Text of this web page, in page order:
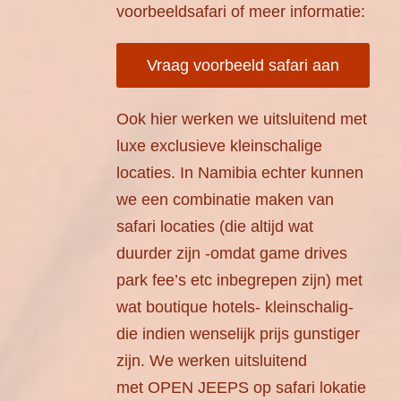
voorbeeldsafari of meer informatie:
Vraag voorbeeld safari aan
Ook hier werken we uitsluitend met
luxe exclusieve kleinschalige
locaties. In Namibia echter kunnen
we een combinatie maken van
safari locaties (die altijd wat
duurder zijn -omdat game drives
park fee’s etc inbegrepen zijn) met
wat boutique hotels- kleinschalig-
die indien wenselijk prijs gunstiger
zijn. We werken uitsluitend
met OPEN JEEPS op safari lokatie